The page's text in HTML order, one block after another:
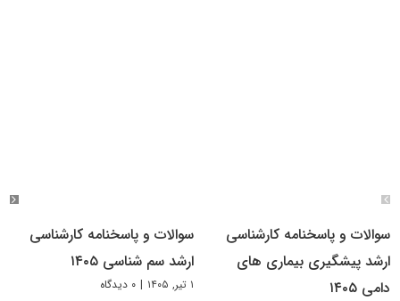
سوالات و پاسخنامه کارشناسی
ارشد پیشگیری بیماری های
دامی ۱۴۰۵
سوالات و پاسخنامه کارشناسی
ارشد سم شناسی ۱۴۰۵
۱ تیر, ۱۴۰۵ | ۰ دیدگاه